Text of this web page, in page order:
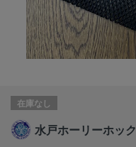
在庫なし
水戸ホーリーホック